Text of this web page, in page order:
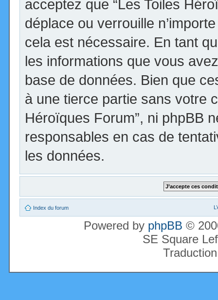
acceptez que “Les Toiles
déplace ou verrouille
cela est nécessaire. En tant
les informations que vous
base de données. Bien que
à une tierce partie sans votre
Héroïques Forum”, ni phpBB
responsables en cas de
les données.
Index du forum
Powered by phpBB ©
SE Square